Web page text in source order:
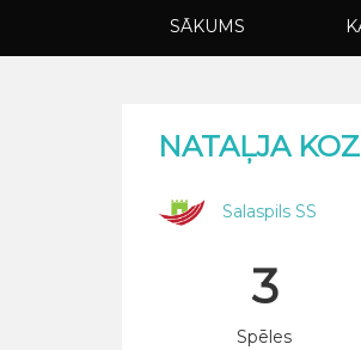
SĀKUMS
NATAĻJA
Salaspils SS
3
Spēles